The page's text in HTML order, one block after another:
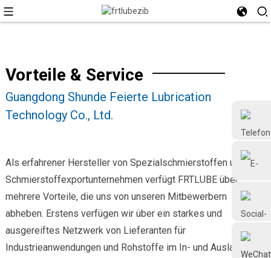
+86 18126677577
Vorteile & Service
Guangdong Shunde Feierte Lubrication
Technology Co., Ltd.
Als erfahrener Hersteller von Spezialschmierstoffen und
Schmierstoffexportunternehmen verfügt FRTLUBE über
mehrere Vorteile, die uns von unseren Mitbewerbern
abheben. Erstens verfügen wir über ein starkes und
ausgereiftes Netzwerk von Lieferanten für
Industrieanwendungen und Rohstoffe im In- und Ausland und